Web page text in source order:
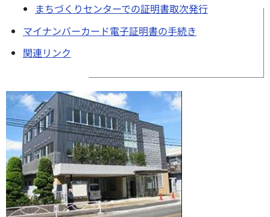
まちづくりセンターでの証明書取次発行
マイナンバーカード電子証明書の手続き
関連リンク